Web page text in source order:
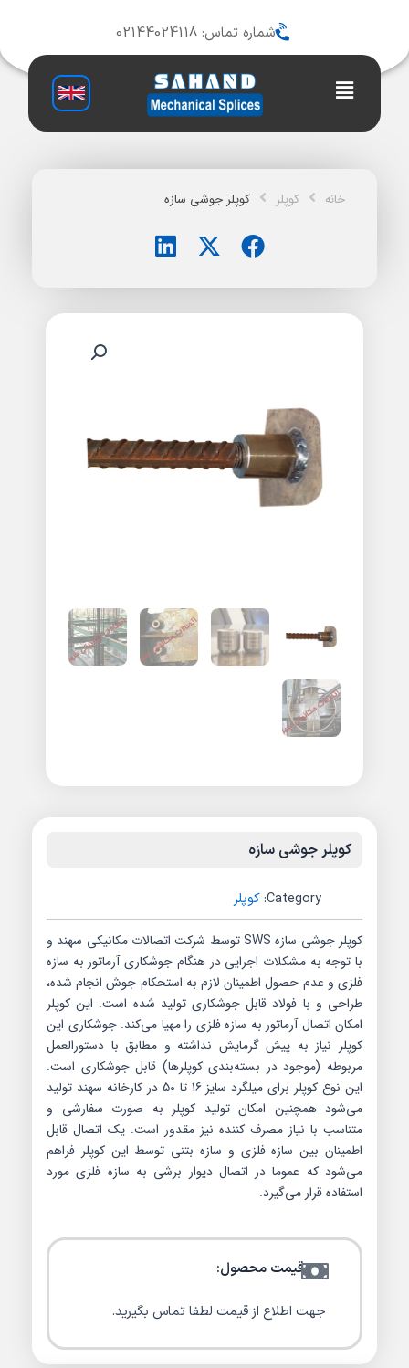
محتوا
شماره تماس: 02144024118
Main
Menu
خانه کوپلر کوپلر جوشی سازه
کوپلر جوشی سازه
Category: کوپلر
کوپلر جوشی سازه SWS توسط شرکت اتصالات مکانیکی سهند و
با توجه به مشکلات اجرایی در هنگام جوشکاری آرماتور به سازه
فلزی و عدم حصول اطمینان لازم به استحکام جوش انجام شده،
طراحی و با فولاد قابل جوشکاری تولید شده است. این کوپلر
امکان اتصال آرماتور به سازه فلزی را مهیا می‌کند. جوشکاری این
کوپلر نیاز به پیش گرمایش نداشته و مطابق با دستورالعمل
مربوطه (موجود در بسته‌بندی کوپلرها) قابل جوشکاری است.
این نوع کوپلر برای میلگرد سایز 16 تا 50 در کارخانه سهند تولید
می‌شود همچنین امکان تولید کوپلر به صورت سفارشی و
متناسب با نیاز مصرف کننده نیز مقدور است. یک اتصال قابل
اطمینان بین سازه فلزی و سازه بتنی توسط این کوپلر فراهم
می‌شود که عموما در اتصال دیوار برشی به سازه فلزی مورد
استفاده قرار می‌گیرد.
قیمت محصول:
جهت اطلاع از قیمت لطفا تماس بگیرید.